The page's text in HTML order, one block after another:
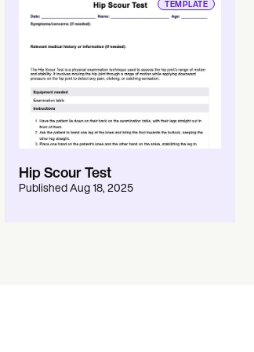
TEMPLATE
Hip Scour Test
Published Aug 18, 2025